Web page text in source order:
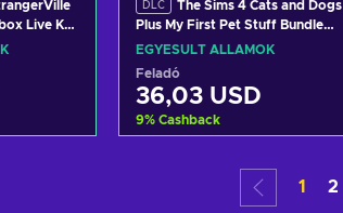
Live Key
DLC
The Sims 4 Cats and Dogs
Plus My First Pet Stuff Bundle
(DLC) XBOX LIVE Key UNITED
STATES
EGYESÜLT ÁLLAMOK
Feladó
36,03 USD
9% Cashback
Kosárba
View offers
1 2